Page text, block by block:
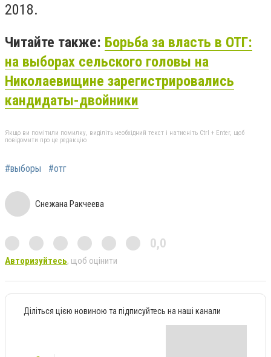
2018.
Читайте также: Борьба за власть в ОТГ:
на выборах сельского головы на
Николаевищине зарегистрировались
кандидаты-двойники
Якщо ви помітили помилку, виділіть необхідний текст і натисніть Ctrl + Enter, щоб
повідомити про це редакцію
#выборы #отг
Снежана Ракчеева
0,0
Авторизуйтесь, щоб оцінити
Діліться цією новиною та підписуйтесь на наші канали